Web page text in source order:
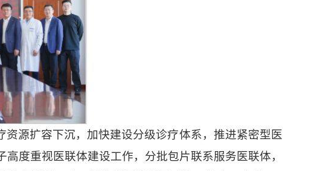
源扩容下沉，加快建设分级诊疗体系，推进紧密型医
度重视医联体建设工作，分批包片联系服务医联体，